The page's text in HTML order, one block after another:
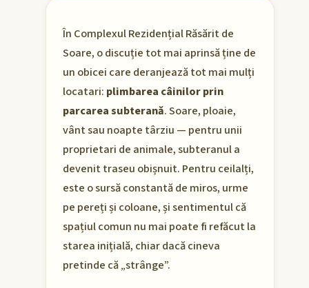
În Complexul Rezidențial Răsărit de
Soare, o discuție tot mai aprinsă ține de
un obicei care deranjează tot mai mulți
locatari: plimbarea câinilor prin
parcarea subterană. Soare, ploaie,
vânt sau noapte târziu — pentru unii
proprietari de animale, subteranul a
devenit traseu obișnuit. Pentru ceilalți,
este o sursă constantă de miros, urme
pe pereți și coloane, și sentimentul că
spațiul comun nu mai poate fi refăcut la
starea inițială, chiar dacă cineva
pretinde că „strânge”.